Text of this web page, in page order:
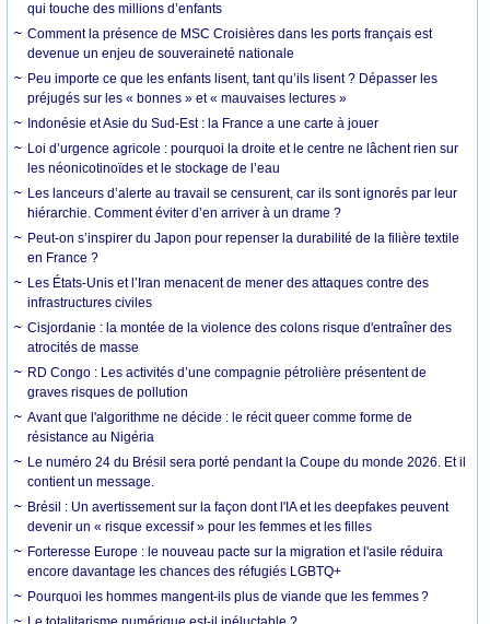
qui touche des millions d’enfants
Comment la présence de MSC Croisières dans les ports français est
devenue un enjeu de souveraineté nationale
Peu importe ce que les enfants lisent, tant qu’ils lisent ? Dépasser les
préjugés sur les « bonnes » et « mauvaises lectures »
Indonésie et Asie du Sud-Est : la France a une carte à jouer
Loi d’urgence agricole : pourquoi la droite et le centre ne lâchent rien sur
les néonicotinoïdes et le stockage de l’eau
Les lanceurs d’alerte au travail se censurent, car ils sont ignorés par leur
hiérarchie. Comment éviter d’en arriver à un drame ?
Peut-on s’inspirer du Japon pour repenser la durabilité de la filière textile
en France ?
Les États-Unis et l’Iran menacent de mener des attaques contre des
infrastructures civiles
Cisjordanie : la montée de la violence des colons risque d'entraîner des
atrocités de masse
RD Congo : Les activités d’une compagnie pétrolière présentent de
graves risques de pollution
Avant que l'algorithme ne décide : le récit queer comme forme de
résistance au Nigéria
Le numéro 24 du Brésil sera porté pendant la Coupe du monde 2026. Et il
contient un message.
Brésil : Un avertissement sur la façon dont l'IA et les deepfakes peuvent
devenir un « risque excessif » pour les femmes et les filles
Forteresse Europe : le nouveau pacte sur la migration et l'asile réduira
encore davantage les chances des réfugiés LGBTQ+
Pourquoi les hommes mangent-ils plus de viande que les femmes ?